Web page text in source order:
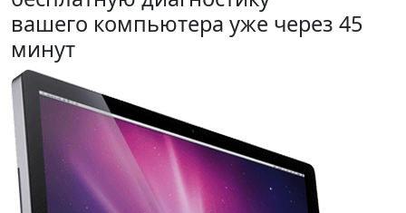
вашего компьютера уже через 45
минут